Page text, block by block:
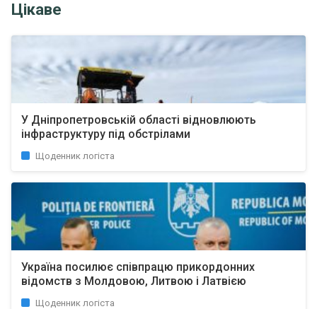
Цікаве
У Дніпропетровській області відновлюють
інфраструктуру під обстрілами
Щоденник логіста
Україна посилює співпрацю прикордонних
відомств з Молдовою, Литвою і Латвією
Щоденник логіста